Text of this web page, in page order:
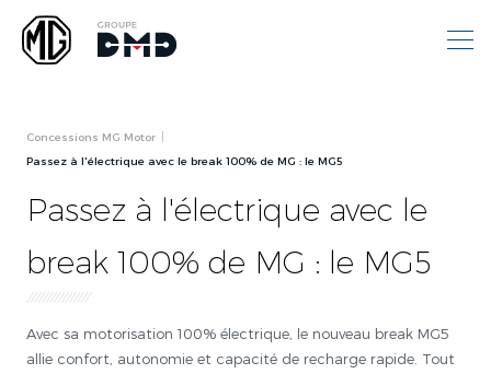
Concessions MG Motor
Passez à l'électrique avec le break 100% de MG : le MG5
Passez à l'électrique avec le
break 100% de MG : le MG5
Avec sa motorisation 100% électrique, le nouveau break MG5
allie confort, autonomie et capacité de recharge rapide. Tout